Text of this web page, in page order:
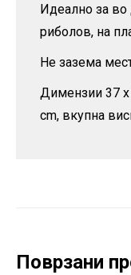
Идеално за во
риболов, на
Не зазема
Димензии 37
cm, вкупна
Поврзани